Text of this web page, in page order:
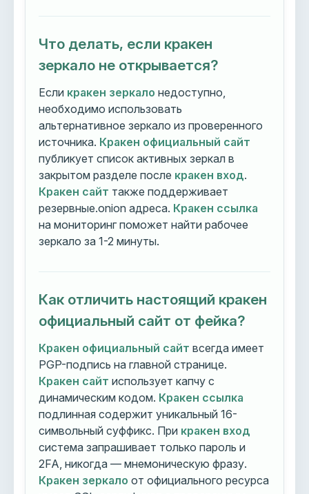
Что делать, если кракен
зеркало не открывается?
Если кракен зеркало недоступно,
необходимо использовать
альтернативное зеркало из проверенного
источника. Кракен официальный сайт
публикует список активных зеркал в
закрытом разделе после кракен вход.
Кракен сайт также поддерживает
резервные.onion адреса. Кракен ссылка
на мониторинг поможет найти рабочее
зеркало за 1-2 минуты.
Как отличить настоящий кракен
официальный сайт от фейка?
Кракен официальный сайт всегда имеет
PGP-подпись на главной странице.
Кракен сайт использует капчу с
динамическим кодом. Кракен ссылка
подлинная содержит уникальный 16-
символьный суффикс. При кракен вход
система запрашивает только пароль и
2FA, никогда — мнемоническую фразу.
Кракен зеркало от официального ресурса